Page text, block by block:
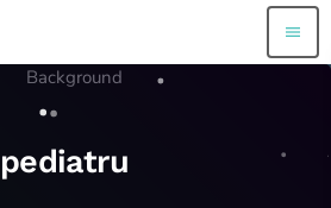
menu
pediatru